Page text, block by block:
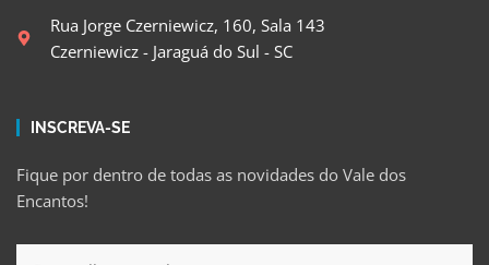
Rua Jorge Czerniewicz, 160, Sala 143
Czerniewicz - Jaraguá do Sul - SC
INSCREVA-SE
Fique por dentro de todas as novidades do Vale dos
Encantos!